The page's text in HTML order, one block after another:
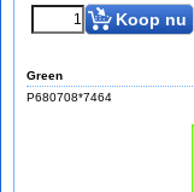
Koop nu
Green
P680708*7464